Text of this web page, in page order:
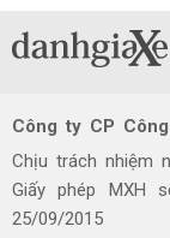
Công ty CP
Chịu trách nhiệm
Giấy phép MXH
25/09/2015